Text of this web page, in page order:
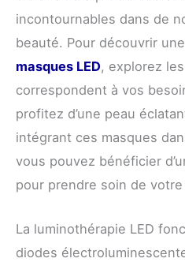
incontournables dans de
beauté. Pour découvrir
masques LED, explorez
correspondent à vos
profitez d’une peau
intégrant ces masques
vous pouvez bénéficier
pour prendre soin de
La luminothérapie LED
diodes